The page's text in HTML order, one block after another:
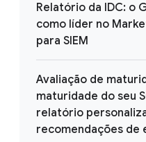
Relatório da IDC: o
como líder no
para SIEM
Avaliação de
maturidade do seu
relatório
recomendações de